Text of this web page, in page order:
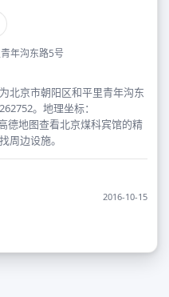
年沟东路5号
北京市朝阳区和平里青年沟东
。地理坐标：
德地图查看北京煤科宾馆的精
周边设施。
2016-10-15